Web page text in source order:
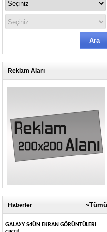
Reklam Alanı
Haberler »Tümü
GALAXY S4ÜN EKRAN GÖRÜNTÜLERI